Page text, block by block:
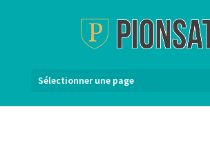
Sélectionner une page